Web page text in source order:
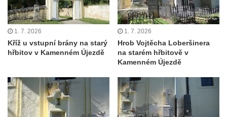
židovského hřbitova v Kovanicích
Pamětní deska legionářům na Obecním
úřadě v Kovanicích
Pomník obětem 1. světové války v
Pomník obětem válek v Kněževsi
Pamětní deska Rudé armádě na radnici v
Trutnově
1. 7. 2026
Kříž u vstupní brány na starý
hřbitov v Kamenném Újezdě
1. 7. 2026
Hrob Vojtěcha Loberšinera
na starém hřbitově v
Kamenném Újezdě